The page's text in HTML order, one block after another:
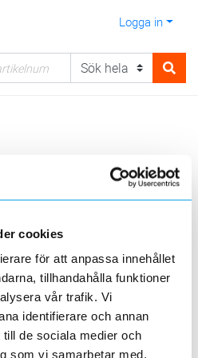
cookies
för att anpassa innehållet
tillhandahålla funktioner
vår trafik. Vi
identifierare och annan
de sociala medier och
som vi samarbetar med.
Logga in
kan
året om.
orderfråga och möjlighet att
00.00.
som beställer produkter via
leverans påföljande vardag.
gäller stopptiden